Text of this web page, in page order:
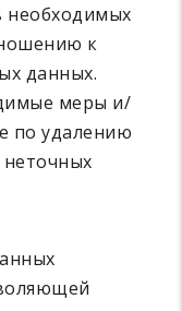
необходимых
к
данных.
меры и/
по удалению